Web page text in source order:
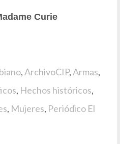
Curie
,ArchivoCIP,Armas,
, Hechos históricos,
, Mujeres, Periódico El